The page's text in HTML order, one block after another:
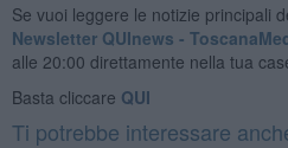
Se vuoi leggere le notizie principali
Newsletter QUInews -
alle 20:00 direttamente nella tua
Basta cliccare QUI
Ti potrebbe interessare